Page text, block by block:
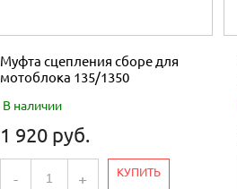
Муфта сцепления сборе для
мотоблока 135/1350
В наличии
1 920 руб.
- + КУПИТЬ